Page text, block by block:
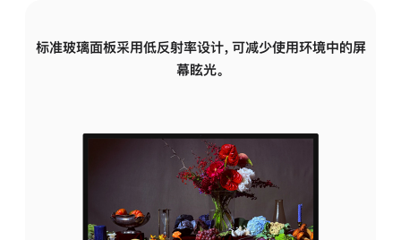
标准玻璃面板采用低反射率设计，可减少使用环境中的屏
幕眩光。